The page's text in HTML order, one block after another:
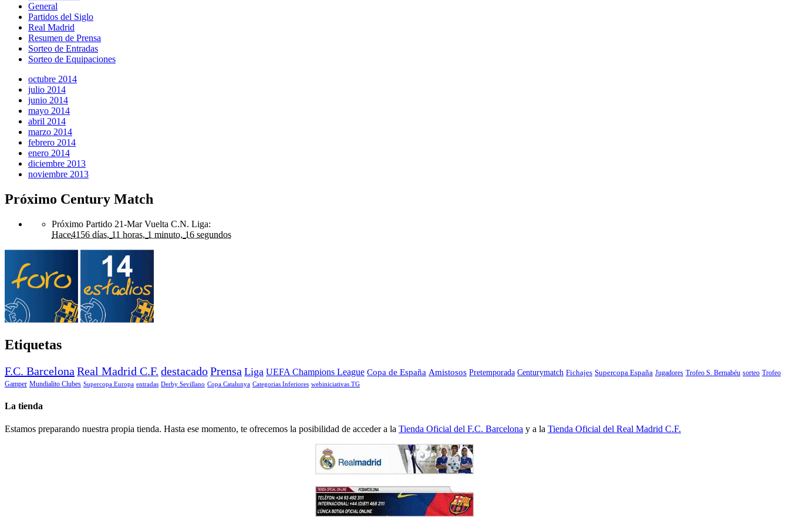
General
Partidos del Siglo
Real Madrid
Resumen de Prensa
Sorteo de Entradas
Sorteo de Equipaciones
octubre 2014
julio 2014
junio 2014
mayo 2014
abril 2014
marzo 2014
febrero 2014
enero 2014
diciembre 2013
noviembre 2013
Próximo Century Match
Próximo Partido 21-Mar Vuelta C.N. Liga:
Hace4156 días, 11 horas, 1 minuto, 16 segundos
Etiquetas
F.C. Barcelona Real Madrid C.F. destacadoPrensa Liga UEFA Champions League Copa de España Amistosos Pretemporada Centurymatch Fichajes Supercopa España Jugadores Trofeo S. Bernabéu sorteo Trofeo
Gamper Mundialito Clubes Supercopa Europa entradas Derby Sevillano Copa Catalunya Categorias Inferiores webiniciativas TG
La tienda
Estamos preparando nuestra propia tienda. Hasta ese momento, te ofrecemos la posibilidad de acceder a la Tienda Oficial del F.C. Barcelona y a la Tienda Oficial del Real Madrid C.F.